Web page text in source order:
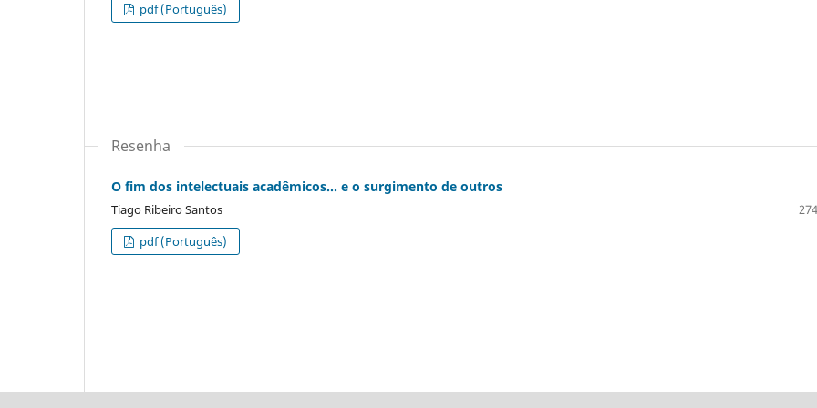
pdf (Português)
Resenha
O fim dos intelectuais acadêmicos... e o surgimento de outros
Tiago Ribeiro Santos
pdf (Português)